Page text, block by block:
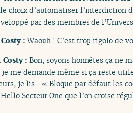
choix d’automatiser l’interdiction
par des membres de
:Waouh ! C’est trop rigolo de
Costy : Bon, soyons honnêtes ça ne
me demande même si ça reste
je lis : « Bloque par défaut les
Secteur One que l’on croise